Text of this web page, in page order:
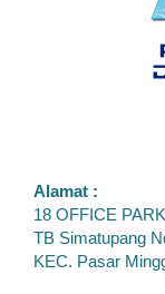
Alamat :
18 OFFICE
TB Simatupang
KEC. Pasar